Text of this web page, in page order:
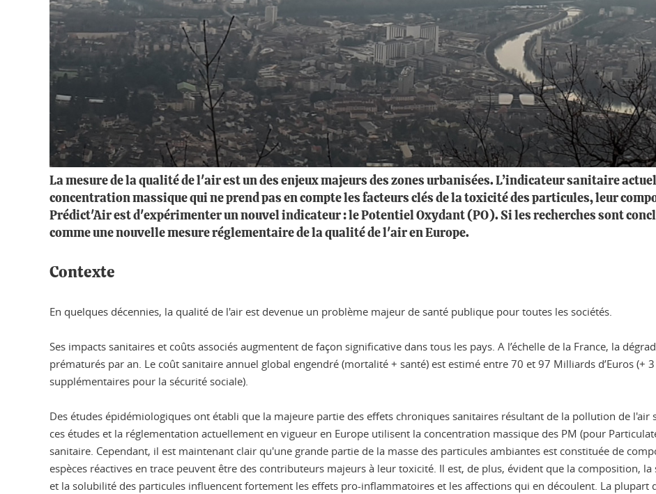
La mesure de la qualité de l'air est un des enjeux majeurs des zones urbanisées. L’indicateur sanitaire
concentration massique qui ne prend pas en compte les facteurs clés de la toxicité des particules, leur
Prédict'Air est d'expérimenter un nouvel indicateur : le Potentiel Oxydant (PO). Si les recherches sont
comme une nouvelle mesure réglementaire de la qualité de l'air en Europe.
Contexte
En quelques décennies, la qualité de l'air est devenue un problème majeur de santé publique pour toutes les sociétés.
Ses impacts sanitaires et coûts associés augmentent de façon significative dans tous les pays. A l’échelle de la France, la
prématurés par an. Le coût sanitaire annuel global engendré (mortalité + santé) est estimé entre 70 et 97 Milliards d’Euros (+
supplémentaires pour la sécurité sociale).
Des études épidémiologiques ont établi que la majeure partie des effets chroniques sanitaires résultant de la pollution de
ces études et la réglementation actuellement en vigueur en Europe utilisent la concentration massique des PM (pour
sanitaire. Cependant, il est maintenant clair qu'une grande partie de la masse des particules ambiantes est constituée de
espèces réactives en trace peuvent être des contributeurs majeurs à leur toxicité. Il est, de plus, évident que la composition,
et la solubilité des particules influencent fortement les effets pro-inflammatoires et les affections qui en découlent. La plupart